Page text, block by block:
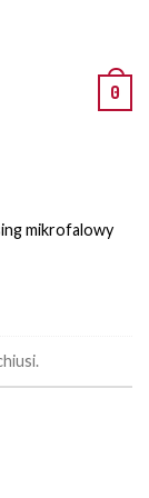
0
mikrofalowy